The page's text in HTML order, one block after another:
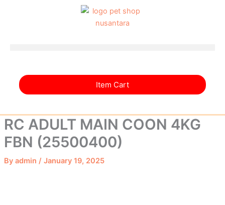
Item Cart
RC ADULT MAIN COON 4KG
FBN (25500400)
By admin / January 19, 2025